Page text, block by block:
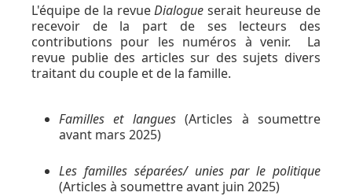
L'équipe de la revueDialogue serait heureuse de
recevoir de la part de ses lecteurs des
contributions pour les numéros à venir. La
revue publie des articles sur des sujets divers
traitant du couple et de la famille.
Familles et langues(Articles à soumettre
avant mars 2025)
Les familles séparées/ unies par le politique
(Articles à soumettre avant juin 2025)